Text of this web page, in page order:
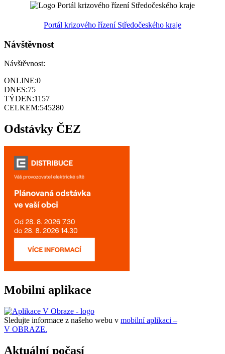
Portál krizového řízení Středočeského kraje
Návštěvnost
Návštěvnost:
ONLINE:0
DNES:75
TÝDEN:1157
CELKEM:545280
Odstávky ČEZ
Mobilní aplikace
Sledujte informace z našeho webu v mobilní aplikaci –
V OBRAZE.
Aktuální počasí